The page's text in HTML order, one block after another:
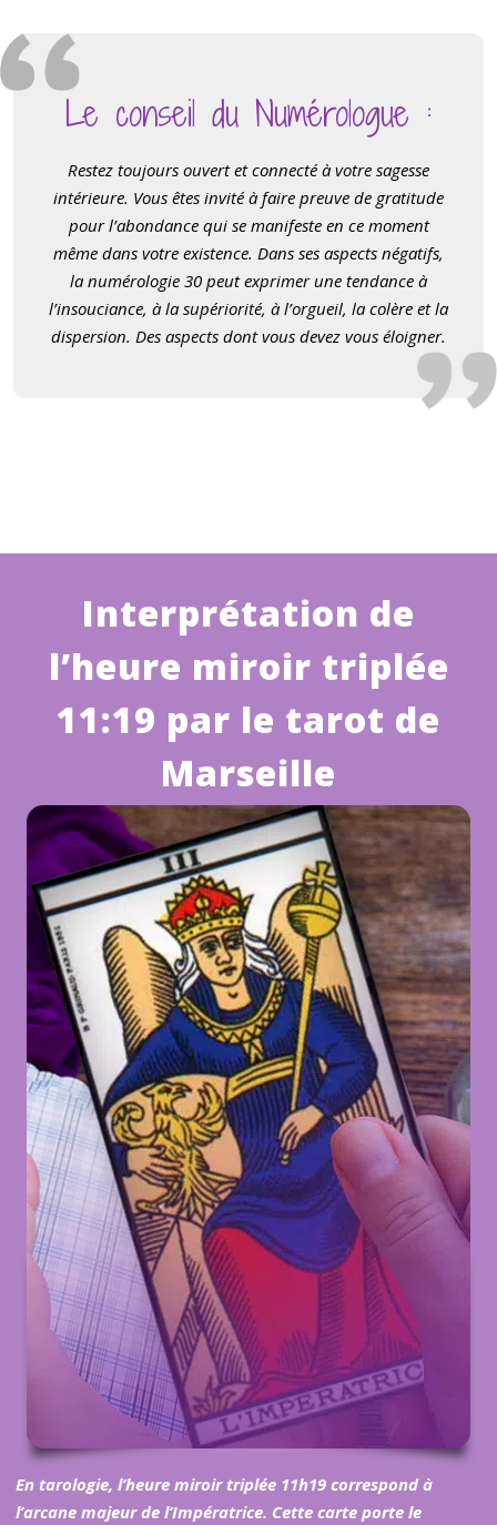
Le conseil du Numérologue :
Restez toujours ouvert et connecté à votre sagesse
intérieure. Vous êtes invité à faire preuve de gratitude
pour l’abondance qui se manifeste en ce moment
même dans votre existence. Dans ses aspects négatifs,
la numérologie 30 peut exprimer une tendance à
l’insouciance, à la supériorité, à l’orgueil, la colère et la
dispersion. Des aspects dont vous devez vous éloigner.
Interprétation de
l’heure miroir triplée
11:19 par le tarot de
Marseille
En tarologie, l’heure miroir triplée 11h19 correspondà
l’arcane majeur de l’Impératrice. Cette carte porte le